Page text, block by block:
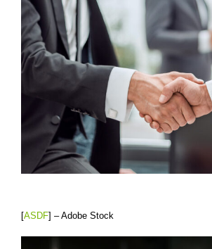
[ASDF] – Adobe Stock